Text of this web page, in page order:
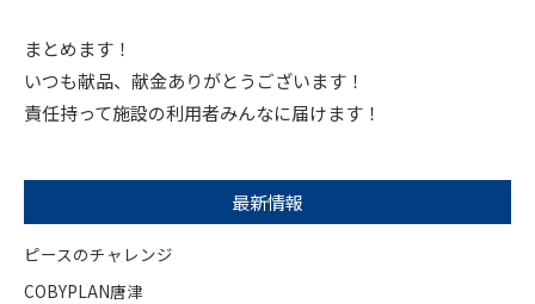
まとめます！
いつも献品、献金ありがとうございます！
責任持って施設の利用者みんなに届けます！
最新情報
ピースのチャレンジ
COBYPLAN唐津